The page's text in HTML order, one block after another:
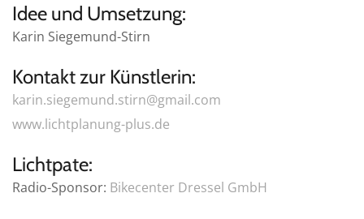
Idee und Umsetzung:
Karin Siegemund-Stirn
Kontakt zur Künstlerin:
karin.siegemund.stirn@gmail.com
www.lichtplanung-plus.de
Lichtpate:
Radio-Sponsor: Bikecenter Dressel GmbH